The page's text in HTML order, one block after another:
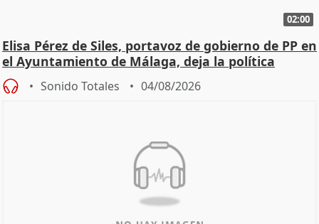
02:00
Elisa Pérez de Siles, portavoz de gobierno de PP en
el Ayuntamiento de Málaga, deja la política
Sonido Totales 04/08/2026